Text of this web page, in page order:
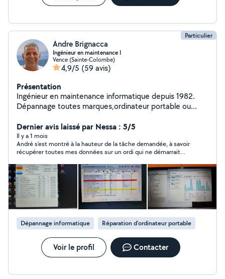
Particulier
Andre Brignacca
Ingénieur en maintenance I
Vence (Sainte-Colombe)
4,9/5 (59 avis)
Présentation
Ingénieur en maintenance informatique depuis 1982.
Dépannage toutes marques,ordinateur portable ou
transfert de cassette vhs ,8mm ou mini dv sur
disque.Mes anciens clients Thales,Banque de france.
Dernier avis laissé par Nessa : 5/5
Il y a 1 mois
André s'est montré à la hauteur de la tâche demandée, à savoir
récupérer toutes mes données sur un ordi qui ne démarrait
l'opération, qui n'a pas été une mince affaire. Résultat il a sauvé
toutes mes données et me les a mises sur un disque dur.
Merci André. Je recommande vivement ses services.
Dépannage informatique Réparation d'ordinateur portable
Voir le profil Contacter